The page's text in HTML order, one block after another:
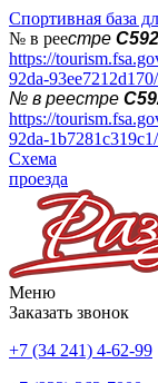
Спортивная база
№ в реестре
https://
92da-
№ в реестре
https://
92da-
Схема
проезда
Меню
Заказать звонок
+7 (34 241) 4-62-99